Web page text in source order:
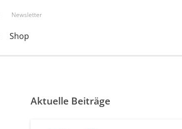
Newsletter
Shop
Aktuelle Beiträge